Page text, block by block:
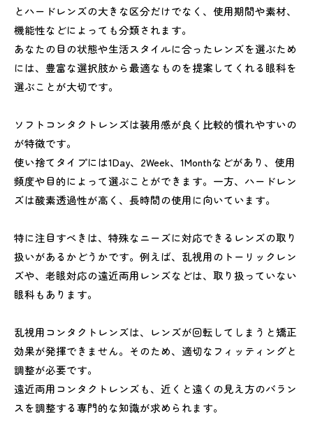
とハードレンズの大きな区分だけでなく、使用期間や素材、
機能性などによっても分類されます。
あなたの目の状態や生活スタイルに合ったレンズを選ぶため
には、豊富な選択肢から最適なものを提案してくれる眼科を
選ぶことが大切です。
ソフトコンタクトレンズは装用感が良く比較的慣れやすいの
が特徴です。
使い捨てタイプには1Day、2Week、1Monthなどがあり、使用
頻度や目的によって選ぶことができます。一方、ハードレン
ズは酸素透過性が高く、長時間の使用に向いています。
特に注目すべきは、特殊なニーズに対応できるレンズの取り
扱いがあるかどうかです。例えば、乱視用のトーリックレン
ズや、老眼対応の遠近両用レンズなどは、取り扱っていない
眼科もあります。
乱視用コンタクトレンズは、レンズが回転してしまうと矯正
効果が発揮できません。そのため、適切なフィッティングと
調整が必要です。
遠近両用コンタクトレンズも、近くと遠くの見え方のバラン
スを調整する専門的な知識が求められます。